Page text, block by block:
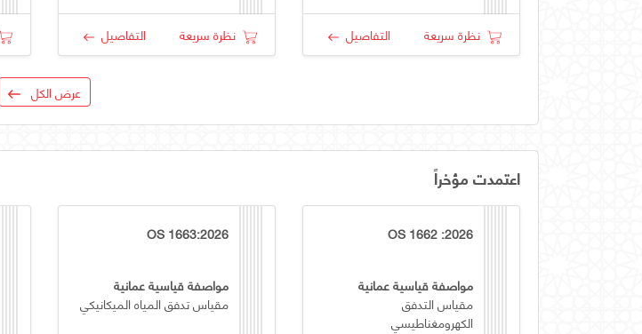
نظرة سريعة التفاصيل نظرة سريعة التفاصيل
عرض الكل
اعتمدت مؤخراً
OS 1662 :2026
مواصفة قياسية عمانية
مقياس التدفق
الكهرومغناطيسي
OS 1663:2026
مواصفة قياسية عمانية
مقياس تدفق المياه الميكانيكي